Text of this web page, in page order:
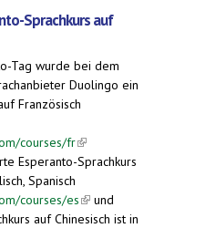
Sprachkurs auf
Tag wurde bei dem
Duolingo ein
Französisch
courses/fr(link is
external)
Esperanto-Sprachkurs
Spanisch
courses/es(link is
external)
und
auf Chinesisch ist in